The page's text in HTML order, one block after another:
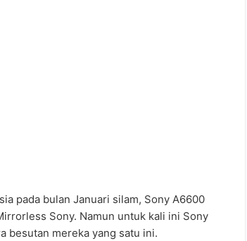
pada bulan Januari silam, Sony A6600
Sony. Namun untuk kali ini Sony
besutan mereka yang satu ini.